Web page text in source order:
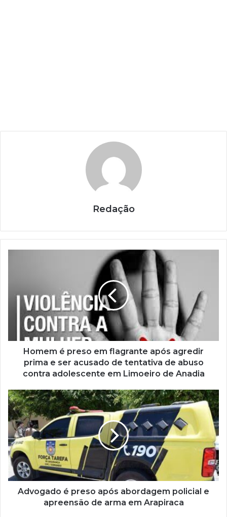
Redação
Homem é preso em flagrante após agredir
prima e ser acusado de tentativa de abuso
contra adolescente em Limoeiro de Anadia
Advogado é preso após abordagem policial e
apreensão de arma em Arapiraca